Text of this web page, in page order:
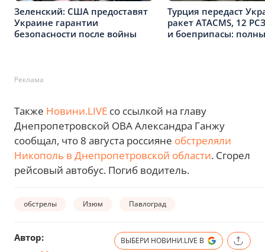
Зеленский: США предоставят
Украине гарантии
безопасности после войны
Турция передаст
ракет ATACMS, 12
и боеприпасы:
Реклама
Также Новини.LIVE со ссылкой на главу
Днепропетровской ОВА Александра Ганжу
сообщал, что 8 августа россияне обстреляли
Никополь в Днепропетровской области. Сгорел
рейсовый автобус. Погиб водитель.
обстрелы Изюм Павлоград
Автор: ВЫБЕРИ НОВИНИ.LIVE В